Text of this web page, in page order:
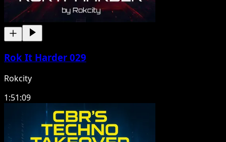
Rok It Harder 029
Rokcity
1:51:09